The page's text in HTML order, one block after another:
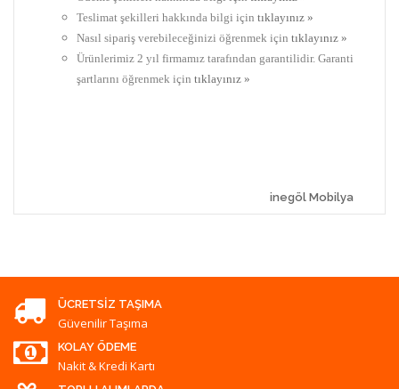
Teslimat şekilleri hakkında bilgi için tıklayınız »
Nasıl sipariş verebileceğinizi öğrenmek için tıklayınız »
Ürünlerimiz 2 yıl firmamız tarafından garantilidir. Garanti
şartlarını öğrenmek için tıklayınız »
inegöl Mobilya
ÜCRETSIZ TAŞIMA
Güvenilir Taşıma
KOLAY ÖDEME
Nakit & Kredi Kartı